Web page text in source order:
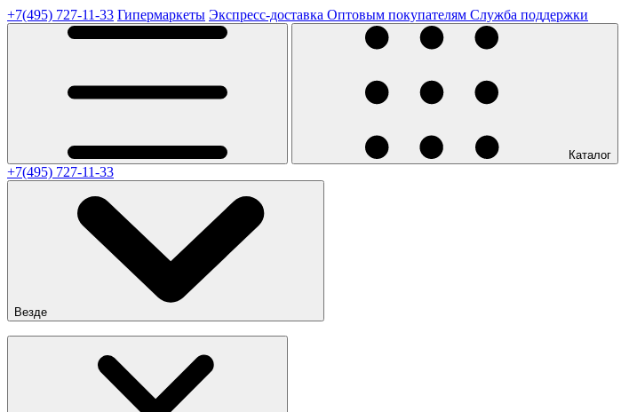
+7(495) 727-11-33 Гипермаркеты Экспресс-доставка Оптовым покупателям Служба поддержки
Каталог
+7(495) 727-11-33
Везде